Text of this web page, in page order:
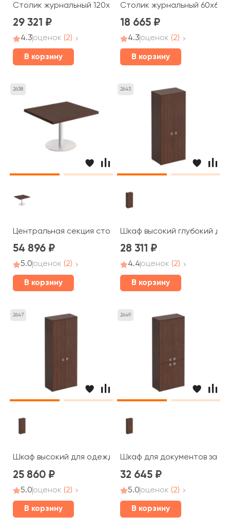
Столик журнальный 120x60x45 Cosmo
29 321
4.3оценок (2)
В корзину
Столик журнальный
18 665
4.3оценок (2)
В корзину
2638
Центральная секция стола переговоров 120x110x75
54 896
5.0оценок (2)
В корзину
2643
Шкаф высокий глубокий
28 311
4.4оценок (2)
В корзину
2647
Шкаф высокий для одежды 90,2x44,2x221 Cosmo
25 860
5.0оценок (2)
В корзину
2649
Шкаф для документов
32 645
5.0оценок (2)
В корзину